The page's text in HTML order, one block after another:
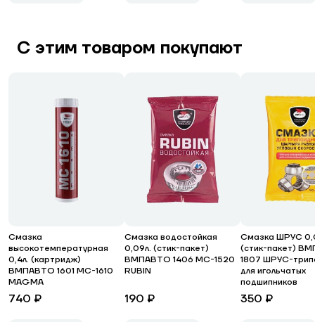
С этим товаром покупают
Смазка
высокотемпературная
0,4л. (картридж)
ВМПАВТО 1601 МС-1610
MAGMA
740 ₽
Смазка водостойкая
0,09л. (стик-пакет)
ВМПАВТО 1406 МС-1520
RUBIN
190 ₽
Смазка ШРУС
(стик-пакет)
1807 ШРУС-
для игольчатых
подшипников
350 ₽